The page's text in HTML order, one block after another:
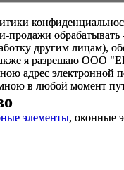
обрабатывать -
другим
я разрешаю ООО
адрес
в любой момент
элементы, оконные